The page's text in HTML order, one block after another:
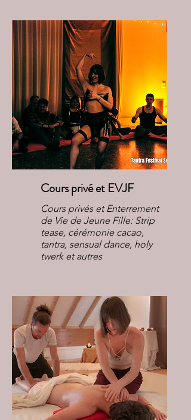
Cours privé et EVJF
Cours privés et Enterrement
de Vie de Jeune Fille: Strip
tease, cérémonie cacao,
tantra, sensual dance, holy
twerk et autres